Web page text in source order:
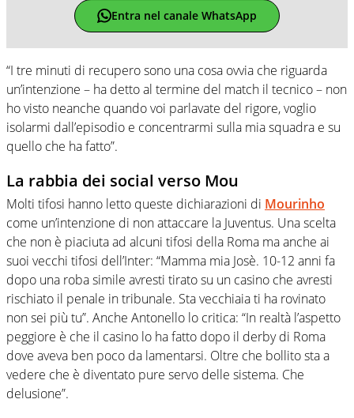
Entra nel canale WhatsApp
“I tre minuti di recupero sono una cosa ovvia che riguarda
un’intenzione – ha detto al termine del match il tecnico – non
ho visto neanche quando voi parlavate del rigore, voglio
isolarmi dall’episodio e concentrarmi sulla mia squadra e su
quello che ha fatto”.
La rabbia dei social verso Mou
Molti tifosi hanno letto queste dichiarazioni di Mourinho
come un’intenzione di non attaccare la Juventus. Una scelta
che non è piaciuta ad alcuni tifosi della Roma ma anche ai
suoi vecchi tifosi dell’Inter: “Mamma mia Josè. 10-12 anni fa
dopo una roba simile avresti tirato su un casino che avresti
rischiato il penale in tribunale. Sta vecchiaia ti ha rovinato
non sei più tu”. Anche Antonello lo critica: “In realtà l’aspetto
peggiore è che il casino lo ha fatto dopo il derby di Roma
dove aveva ben poco da lamentarsi. Oltre che bollito sta a
vedere che è diventato pure servo delle sistema. Che
delusione”.